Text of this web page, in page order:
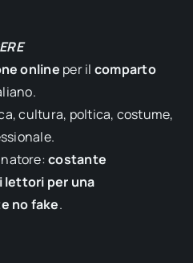
online per il comparto
cultura, poltica, costume,
costante
lettori per una
no fake.